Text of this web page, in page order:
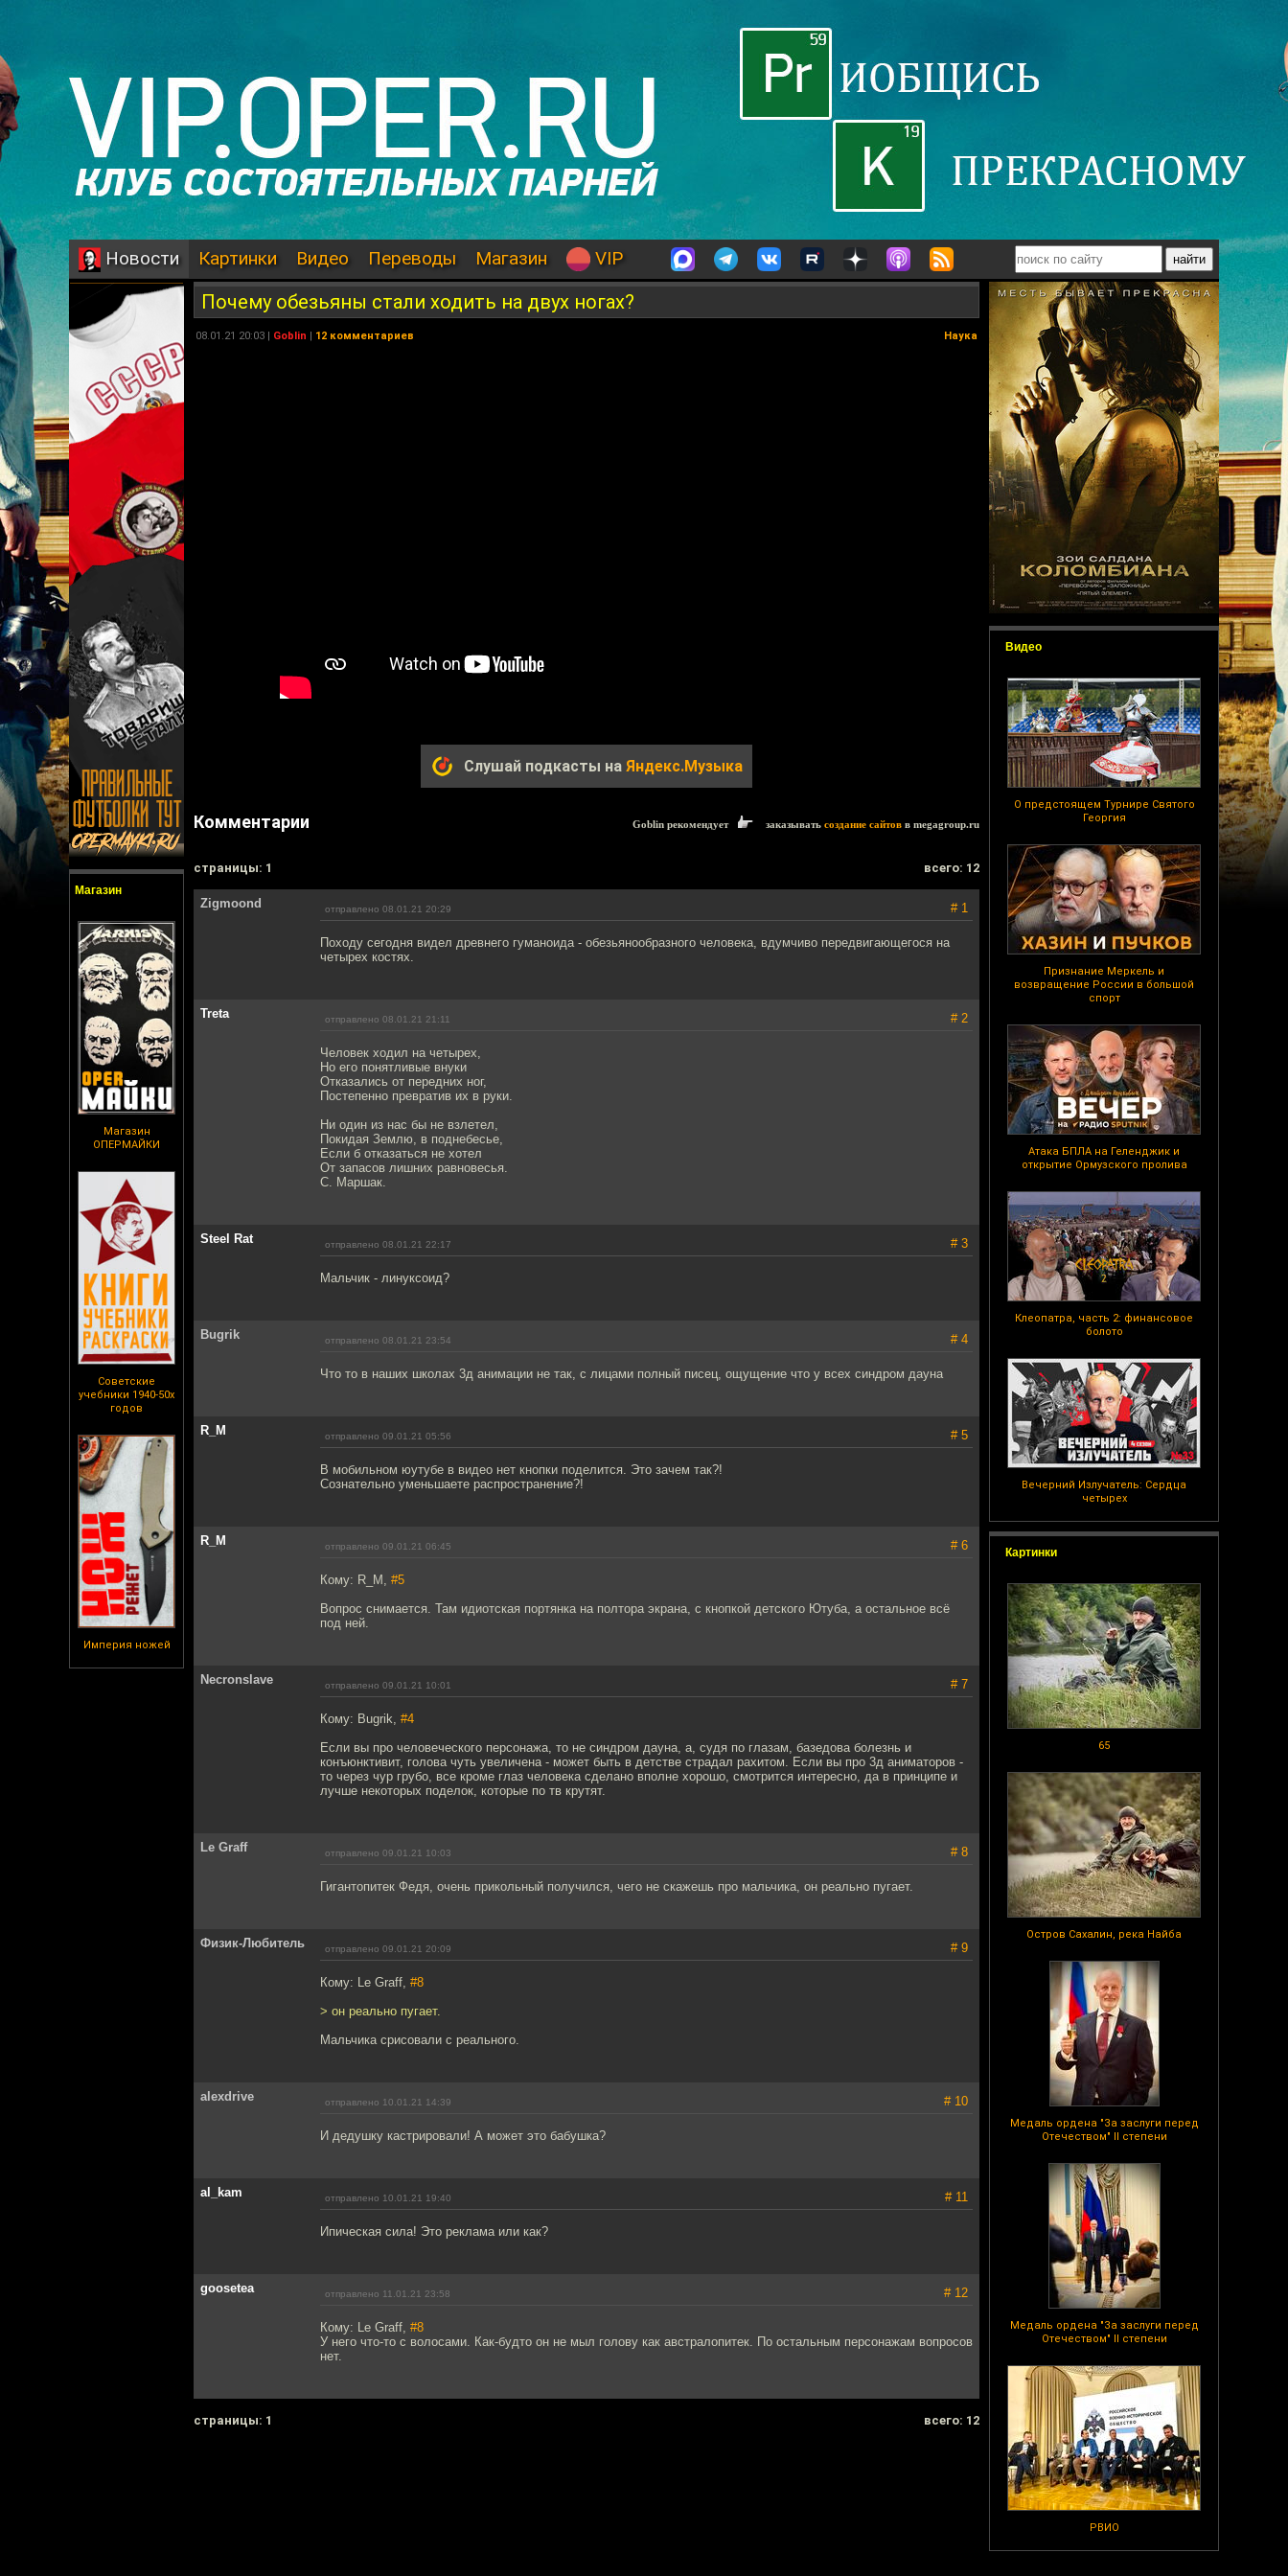
Новости Картинки Видео Переводы Магазин VIP
Магазин
Магазин
ОПЕРМАЙКИ
Советские
учебники 1940-50х
годов
Империя ножей
Видео
О предстоящем Турнире Святого
Георгия
Признание Меркель и
возвращение России в большой
спорт
Атака БПЛА на Геленджик и
открытие Ормузского пролива
Клеопатра, часть 2: финансовое
болото
Вечерний Излучатель: Сердца
четырех
Картинки
65
Остров Сахалин, река Найба
Медаль ордена "За заслуги перед
Отечеством" II степени
Медаль ордена "За заслуги перед
Отечеством" II степени
РВИО
Почему обезьяны стали ходить на двух ногах?
08.01.21 20:03 | Goblin | 12 комментариев Наука
Слушай подкасты на Яндекс.Музыка
Комментарии Goblin рекомендует заказывать создание сайтов в megagroup.ru
cтраницы: 1 всего: 12
Zigmoond отправлено 08.01.21 20:29 # 1
Походу сегодня видел древнего гуманоида - обезьянообразного человека, вдумчиво передвигающегося на
четырех костях.
Treta отправлено 08.01.21 21:11 # 2
Человек ходил на четырех,
Но его понятливые внуки
Отказались от передних ног,
Постепенно превратив их в руки.
Ни один из нас бы не взлетел,
Покидая Землю, в поднебесье,
Если б отказаться не хотел
От запасов лишних равновесья.
С. Маршак.
Steel Rat отправлено 08.01.21 22:17 # 3
Мальчик - линуксоид?
Bugrik отправлено 08.01.21 23:54 # 4
Что то в наших школах 3д анимации не так, с лицами полный писец, ощущение что у всех синдром дауна
R_M отправлено 09.01.21 05:56 # 5
В мобильном юутубе в видео нет кнопки поделится. Это зачем так?!
Сознательно уменьшаете распространение?!
R_M отправлено 09.01.21 06:45 # 6
Кому: R_M, #5
Вопрос снимается. Там идиотская портянка на полтора экрана, с кнопкой детского Ютуба, а остальное всё
под ней.
Necronslave отправлено 09.01.21 10:01 # 7
Кому: Bugrik, #4
Если вы про человеческого персонажа, то не синдром дауна, а, судя по глазам, базедова болезнь и
конъюнктивит, голова чуть увеличена - может быть в детстве страдал рахитом. Если вы про 3д аниматоров -
то через чур грубо, все кроме глаз человека сделано вполне хорошо, смотрится интересно, да в принципе и
лучше некоторых поделок, которые по тв крутят.
Le Graff отправлено 09.01.21 10:03 # 8
Гигантопитек Федя, очень прикольный получился, чего не скажешь про мальчика, он реально пугает.
Физик-Любитель отправлено 09.01.21 20:09 # 9
Кому: Le Graff, #8
> он реально пугает.
Мальчика срисовали с реального.
alexdrive отправлено 10.01.21 14:39 # 10
И дедушку кастрировали! А может это бабушка?
al_kam отправлено 10.01.21 19:40 # 11
Ипическая сила! Это реклама или как?
goosetea отправлено 11.01.21 23:58 # 12
Кому: Le Graff, #8
У него что-то с волосами. Как-будто он не мыл голову как австралопитек. По остальным персонажам вопросов
нет.
cтраницы: 1 всего: 12